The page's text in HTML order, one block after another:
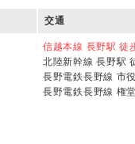
交通
信越本線 長野駅 徒
北陸新幹線 長野駅
長野電鉄長野線 市
長野電鉄長野線 権